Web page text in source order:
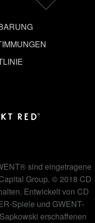
sind eingetragene
Group. © 2018 CD
Entwickelt von CD
Spiele und GWENT-
erschaffenen